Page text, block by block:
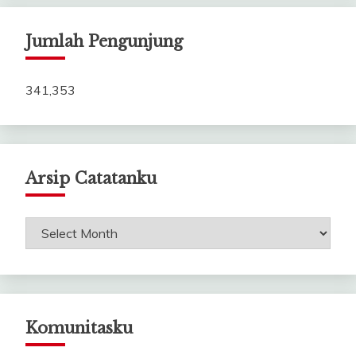
Jumlah Pengunjung
341,353
Arsip Catatanku
Arsip
Komunitasku